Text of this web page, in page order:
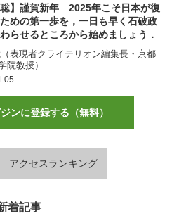
聡】謹賀新年 2025年こそ日本が復
めの第一歩を，一日も早く石破政
らせるところから始めましょう．
表現者クライテリオン編集長・京都
院教授）
ンに登録する（無料）
アクセスランキング
着記事